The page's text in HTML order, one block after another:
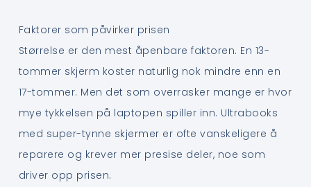
Faktorer som påvirker prisen
Størrelse er den mest åpenbare faktoren. En 13-
tommer skjerm koster naturlig nok mindre enn en
17-tommer. Men det som overrasker mange er hvor
mye tykkelsen på laptopen spiller inn. Ultrabooks
med super-tynne skjermer er ofte vanskeligere å
reparere og krever mer presise deler, noe som
driver opp prisen.